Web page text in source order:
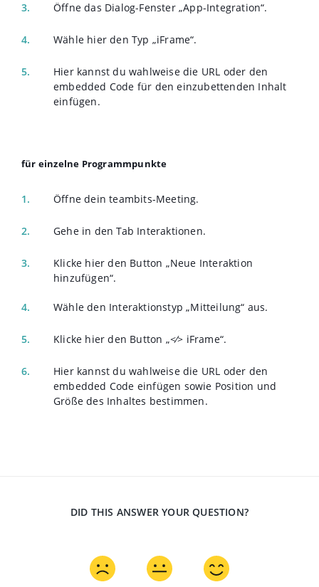
Öffne das Dialog-Fenster „App-Integration“.
Wähle hier den Typ „iFrame“.
Hier kannst du wahlweise die URL oder den
embedded Code für den einzubettenden Inhalt
einfügen.
für einzelne Programmpunkte
Öffne dein teambits-Meeting.
Gehe in den Tab Interaktionen.
Klicke hier den Button „Neue Interaktion
hinzufügen“.
Wähle den Interaktionstyp „Mitteilung“ aus.
Klicke hier den Button „<⁄> iFrame“.
Hier kannst du wahlweise die URL oder den
embedded Code einfügen sowie Position und
Größe des Inhaltes bestimmen.
DID THIS ANSWER YOUR QUESTION?